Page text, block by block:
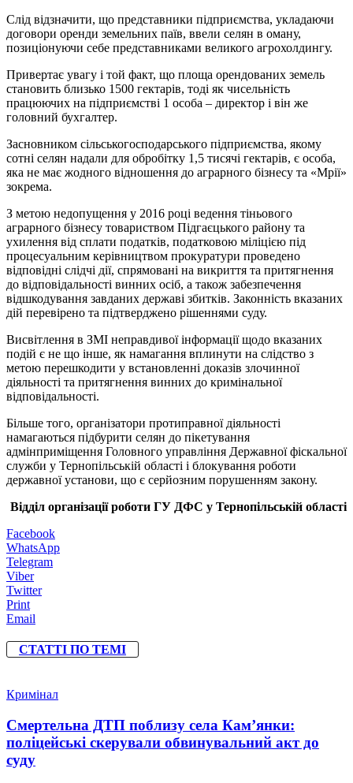
Слід відзначити, що представники підприємства, укладаючи
договори оренди земельних паїв, ввели селян в оману,
позиціонуючи себе представниками великого агрохолдингу.
Привертає увагу і той факт, що площа орендованих земель
становить близько 1500 гектарів, тоді як чисельність
працюючих на підприємстві 1 особа – директор і він же
головний бухгалтер.
Засновником сільськогосподарського підприємства, якому
сотні селян надали для обробітку 1,5 тисячі гектарів, є особа,
яка не має жодного відношення до аграрного бізнесу та «Мрії»
зокрема.
З метою недопущення у 2016 році ведення тіньового
аграрного бізнесу товариством Підгаєцького району та
ухилення від сплати податків, податковою міліцією під
процесуальним керівництвом прокуратури проведено
відповідні слідчі дії, спрямовані на викриття та притягнення
до відповідальності винних осіб, а також забезпечення
відшкодування завданих державі збитків. Законність вказаних
дій перевірено та підтверджено рішеннями суду.
Висвітлення в ЗМІ неправдивої інформації щодо вказаних
подій є не що інше, як намагання вплинути на слідство з
метою перешкодити у встановленні доказів злочинної
діяльності та притягнення винних до кримінальної
відповідальності.
Більше того, організатори протиправної діяльності
намагаються підбурити селян до пікетування
адмінприміщення Головного управління Державної фіскальної
служби у Тернопільській області і блокування роботи
державної установи, що є серйозним порушенням закону.
Відділ організації роботи ГУ ДФС у Тернопільській області
Facebook
WhatsApp
Telegram
Viber
Twitter
Print
Email
СТАТТІ ПО ТЕМІ
Кримінал
Смертельна ДТП поблизу села Кам’янки:
поліцейські скерували обвинувальний акт до
суду